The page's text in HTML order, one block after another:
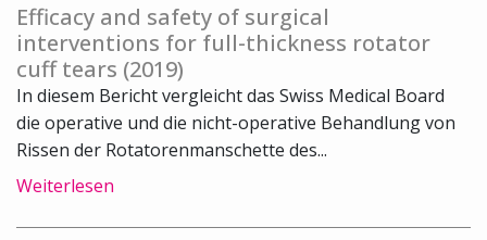
Efficacy and safety of surgical
interventions for full-thickness rotator
cuff tears (2019)
In diesem Bericht vergleicht das Swiss Medical Board
die operative und die nicht-operative Behandlung von
Rissen der Rotatorenmanschette des...
Weiterlesen